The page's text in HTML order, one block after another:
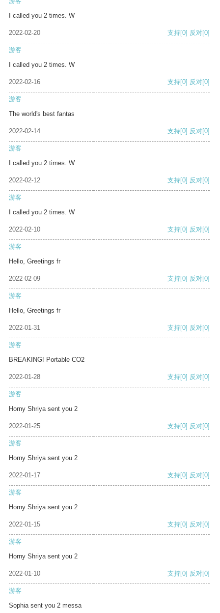
I called you 2 times. W
2022-02-20 支持[0] 反对[0]
游客
I called you 2 times. W
2022-02-16 支持[0] 反对[0]
游客
The world's best fantas
2022-02-14 支持[0] 反对[0]
游客
I called you 2 times. W
2022-02-12 支持[0] 反对[0]
游客
I called you 2 times. W
2022-02-10 支持[0] 反对[0]
游客
Hello, Greetings fr
2022-02-09 支持[0] 反对[0]
游客
Hello, Greetings fr
2022-01-31 支持[0] 反对[0]
游客
BREAKING! Portable CO2
2022-01-28 支持[0] 反对[0]
游客
Horny Shriya sent you 2
2022-01-25 支持[0] 反对[0]
游客
Horny Shriya sent you 2
2022-01-17 支持[0] 反对[0]
游客
Horny Shriya sent you 2
2022-01-15 支持[0] 反对[0]
游客
Horny Shriya sent you 2
2022-01-10 支持[0] 反对[0]
游客
Sophia sent you 2 messa